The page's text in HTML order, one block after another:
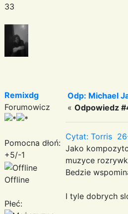
33
Remixdg
Forumowicz
Pomocna dłoń:
+5/-1
Offline
Płeć:
Odp: Michael
« Odpowiedz
Cytat: Torris
Jako
muzyce
Bedzie
I tyle dobrych